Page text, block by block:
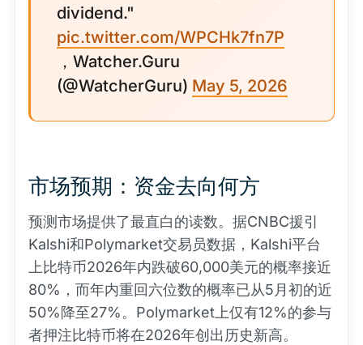
dividend."
pic.twitter.com/WPCHk7fn7P
，Watcher.Guru
(@WatcherGuru) May 5, 2026
市场预期：资金去向何方
预测市场提供了最直白的读数。据CNBC援引
Kalshi和Polymarket交易员数据，Kalshi平台
上比特币2026年内跌破60,000美元的概率接近
80%，而年内重回六位数的概率已从5月初的近
50%降至27%。Polymarket上仅有12%的参与
者押注比特币将在2026年创出历史新高。